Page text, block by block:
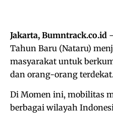
Jakarta, Bumntrack.co.id
Tahun Baru (Nataru)
masyarakat untuk
dan orang-orang terdekat.
Di Momen ini, mobilitas
berbagai wilayah